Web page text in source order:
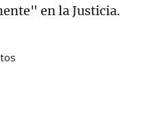
en la Justicia.